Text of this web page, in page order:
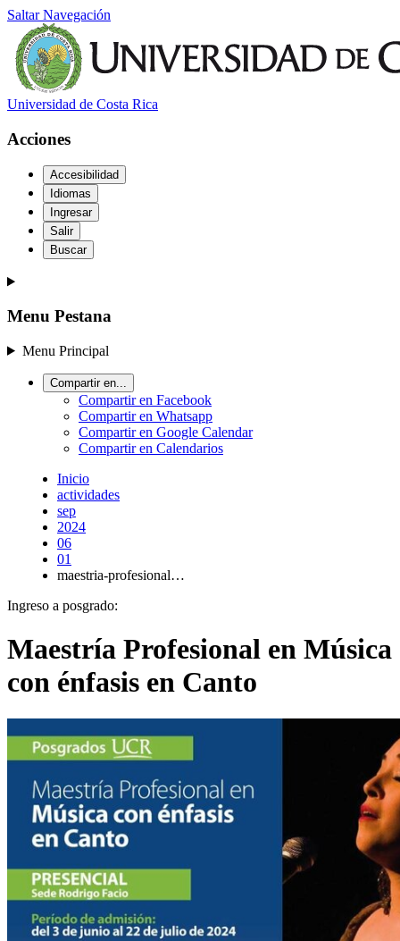
Saltar Navegación
Universidad de Costa Rica
Acciones
Accesibilidad
Idiomas
Ingresar
Salir
Buscar
Menu Pestana
Menu Principal
Compartir en...
Compartir en Facebook
Compartir en Whatsapp
Compartir en Google Calendar
Compartir en Calendarios
Inicio
actividades
sep
2024
06
01
maestria-profesional…
Ingreso a posgrado:
Maestría Profesional en Música
con énfasis en Canto